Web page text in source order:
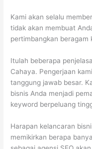
Kami akan selalu
tidak akan membuat
pertimbangkan beragam
Itulah beberapa
Cahaya. Pengerjaan
tanggung jawab besar.
bisnis Anda menjadi
keyword berpeluang
Harapan kelancaran
memikirkan berapa